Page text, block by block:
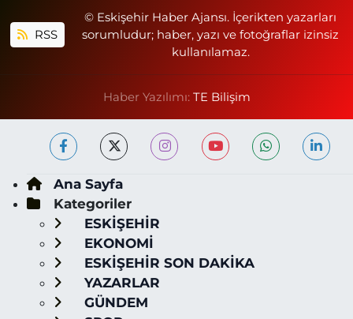
RSS
© Eskişehir Haber Ajansı. İçerikten yazarları
sorumludur; haber, yazı ve fotoğraflar izinsiz
kullanılamaz.
Haber Yazılımı: TE Bilişim
Ana Sayfa
Kategoriler
ESKİŞEHİR
EKONOMİ
ESKİŞEHİR SON DAKİKA
YAZARLAR
GÜNDEM